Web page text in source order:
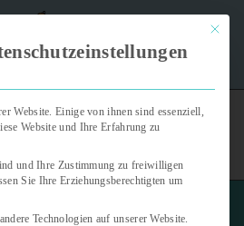
| Das Hobby auf die Ohren |
Mit
Website. Einige von ihnen sind essenziell,
Website und Ihre Erfahrung zu
und Ihre Zustimmung zu freiwilligen
Sie Ihre Erziehungsberechtigten um
Technologien auf unserer Website.